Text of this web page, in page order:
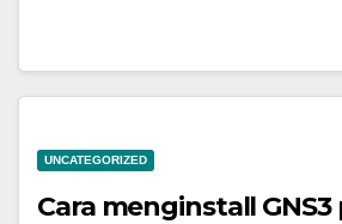
UNCATEGORIZED
Cara menginstall GNS3